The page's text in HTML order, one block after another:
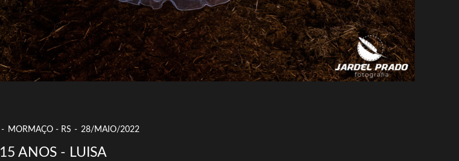
MORMAÇO - RS 28/MAIO/2022
15 ANOS - LUISA